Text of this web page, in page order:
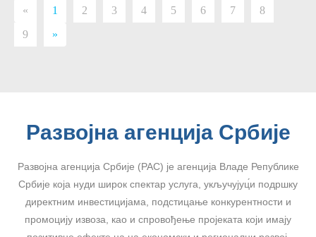
« 1 2 3 4 5 6 7
8
9
»
Развојна агенција Србије
Развојна агенција Србије (РАС) је агенција Владе Републике
Србије која нуди широк спектар услуга, укључујуц́и подршку
директним инвестицијама, подстицање конкурентности и
промоцију извоза, као и спровођење пројеката који имају